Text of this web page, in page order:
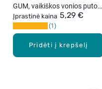
Pridėti į krepšelį
GUM, vaikiškos vonios putos,
200 ml
Įprastinė kaina 5,29 €
1